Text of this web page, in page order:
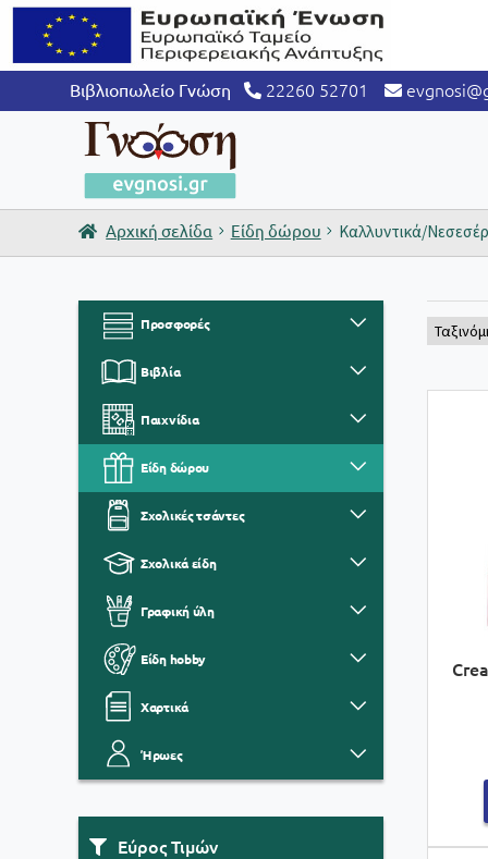
Βιβλιοπωλείο Γνώση 22260 52701
Αρχική σελίδα Είδη δώρου Καλλυντικά/
Προσφορές
Βιβλία
Παιχνίδια
Είδη δώρου
Σχολικές τσάντες
Σχολικά είδη
Γραφική ύλη
Είδη hobby
Χαρτικά
Ήρωες
Εύρος Τιμών